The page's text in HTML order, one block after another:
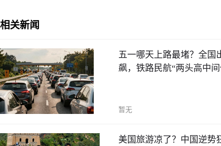
相关新闻
五一哪天上路最堵？全国
飙，铁路民航“两头高中
暂无
美国旅游凉了？中国逆势